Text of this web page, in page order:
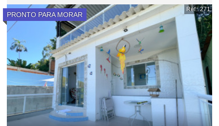
PRONTO PARA MORAR
Ref.: 271